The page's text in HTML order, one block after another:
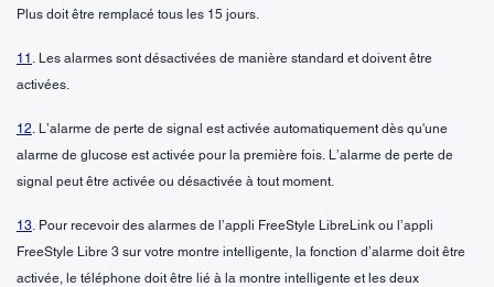
Plus doit être remplacé tous les 15 jours.
11 . Les alarmes sont désactivées de manière standard et doivent être
activées.
12. L’alarme de perte de signal est activée automatiquement dès qu'une
alarme de glucose est activée pour la première fois. L’alarme de perte de
signal peut être activée ou désactivée à tout moment.
13. Pour recevoir des alarmes de l’appli FreeStyle LibreLink ou l’appli
FreeStyle Libre 3 sur votre montre intelligente, la fonction d’alarme doit être
activée, le téléphone doit être lié à la montre intelligente et les deux